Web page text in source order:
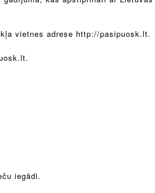
vietnes adrese http://pasipuosk.lt.
iegādi.